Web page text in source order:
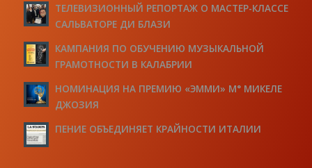
ТЕЛЕВИЗИОННЫЙ РЕПОРТАЖ О МАСТЕР-КЛАССЕ
САЛЬВАТОРЕ ДИ БЛАЗИ
КАМПАНИЯ ПО ОБУЧЕНИЮ МУЗЫКАЛЬНОЙ
ГРАМОТНОСТИ В КАЛАБРИИ
НОМИНАЦИЯ НА ПРЕМИЮ «ЭММИ» М° МИКЕЛЕ
ДЖОЗИЯ
ПЕНИЕ ОБЪЕДИНЯЕТ КРАЙНОСТИ ИТАЛИИ